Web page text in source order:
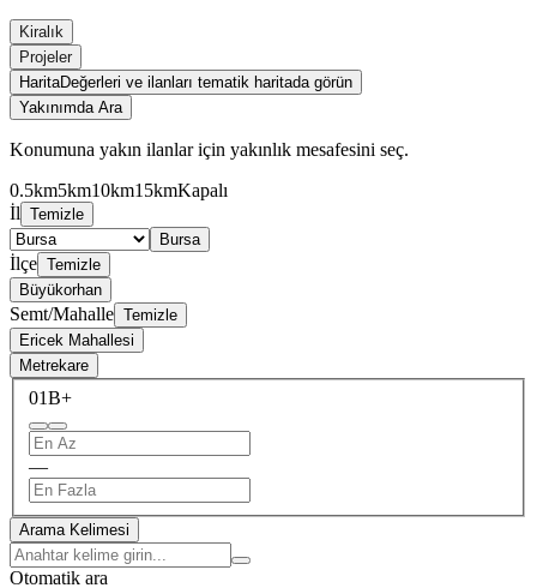
Kiralık
Projeler
HaritaDeğerleri ve ilanları tematik haritada görün
Yakınımda Ara
Konumuna yakın ilanlar için yakınlık mesafesini seç.
0.5km5km10km15kmKapalı
İl Temizle
Bursa
İlçe Temizle
Büyükorhan
Semt/Mahalle Temizle
Ericek Mahallesi
Metrekare
01B+
—
Arama Kelimesi
Otomatik ara